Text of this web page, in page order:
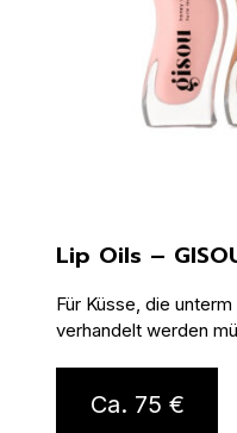
Lip Oils –
Für Küsse, die
verhandelt werden
Ca. 75 €